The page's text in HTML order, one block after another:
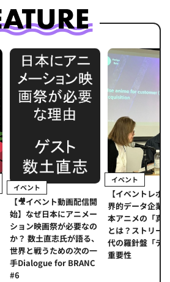
イベント
【🎥イベント動画配信開
始】なぜ日本にアニメー
ション映画祭が必要なの
か？ 数土直志氏が語る、
世界と戦うための次の一
手Dialogue for BRANC
#6
イベント
【イベントレポ
界的データ企業
本アニメの「真
とは？ストリー
代の羅針盤「デ
重要性